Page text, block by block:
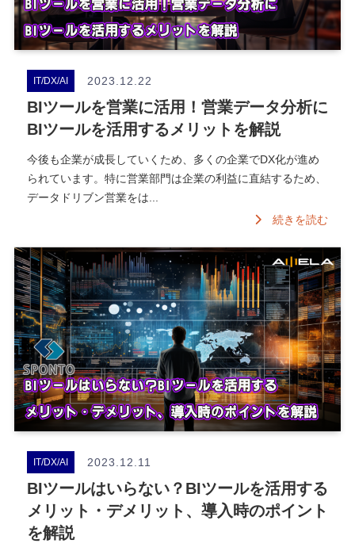
IT/DX/AI 2023.12.22
BIツールを営業に活用！営業データ分析に
BIツールを活用するメリットを解説
今後も企業が成長していくため、多くの企業でDX化が進め
られています。特に営業部門は企業の利益に直結するため、
データドリブン営業をは...
続きを読む
IT/DX/AI 2023.12.11
BIツールはいらない？BIツールを活用する
メリット・デメリット、導入時のポイント
を解説